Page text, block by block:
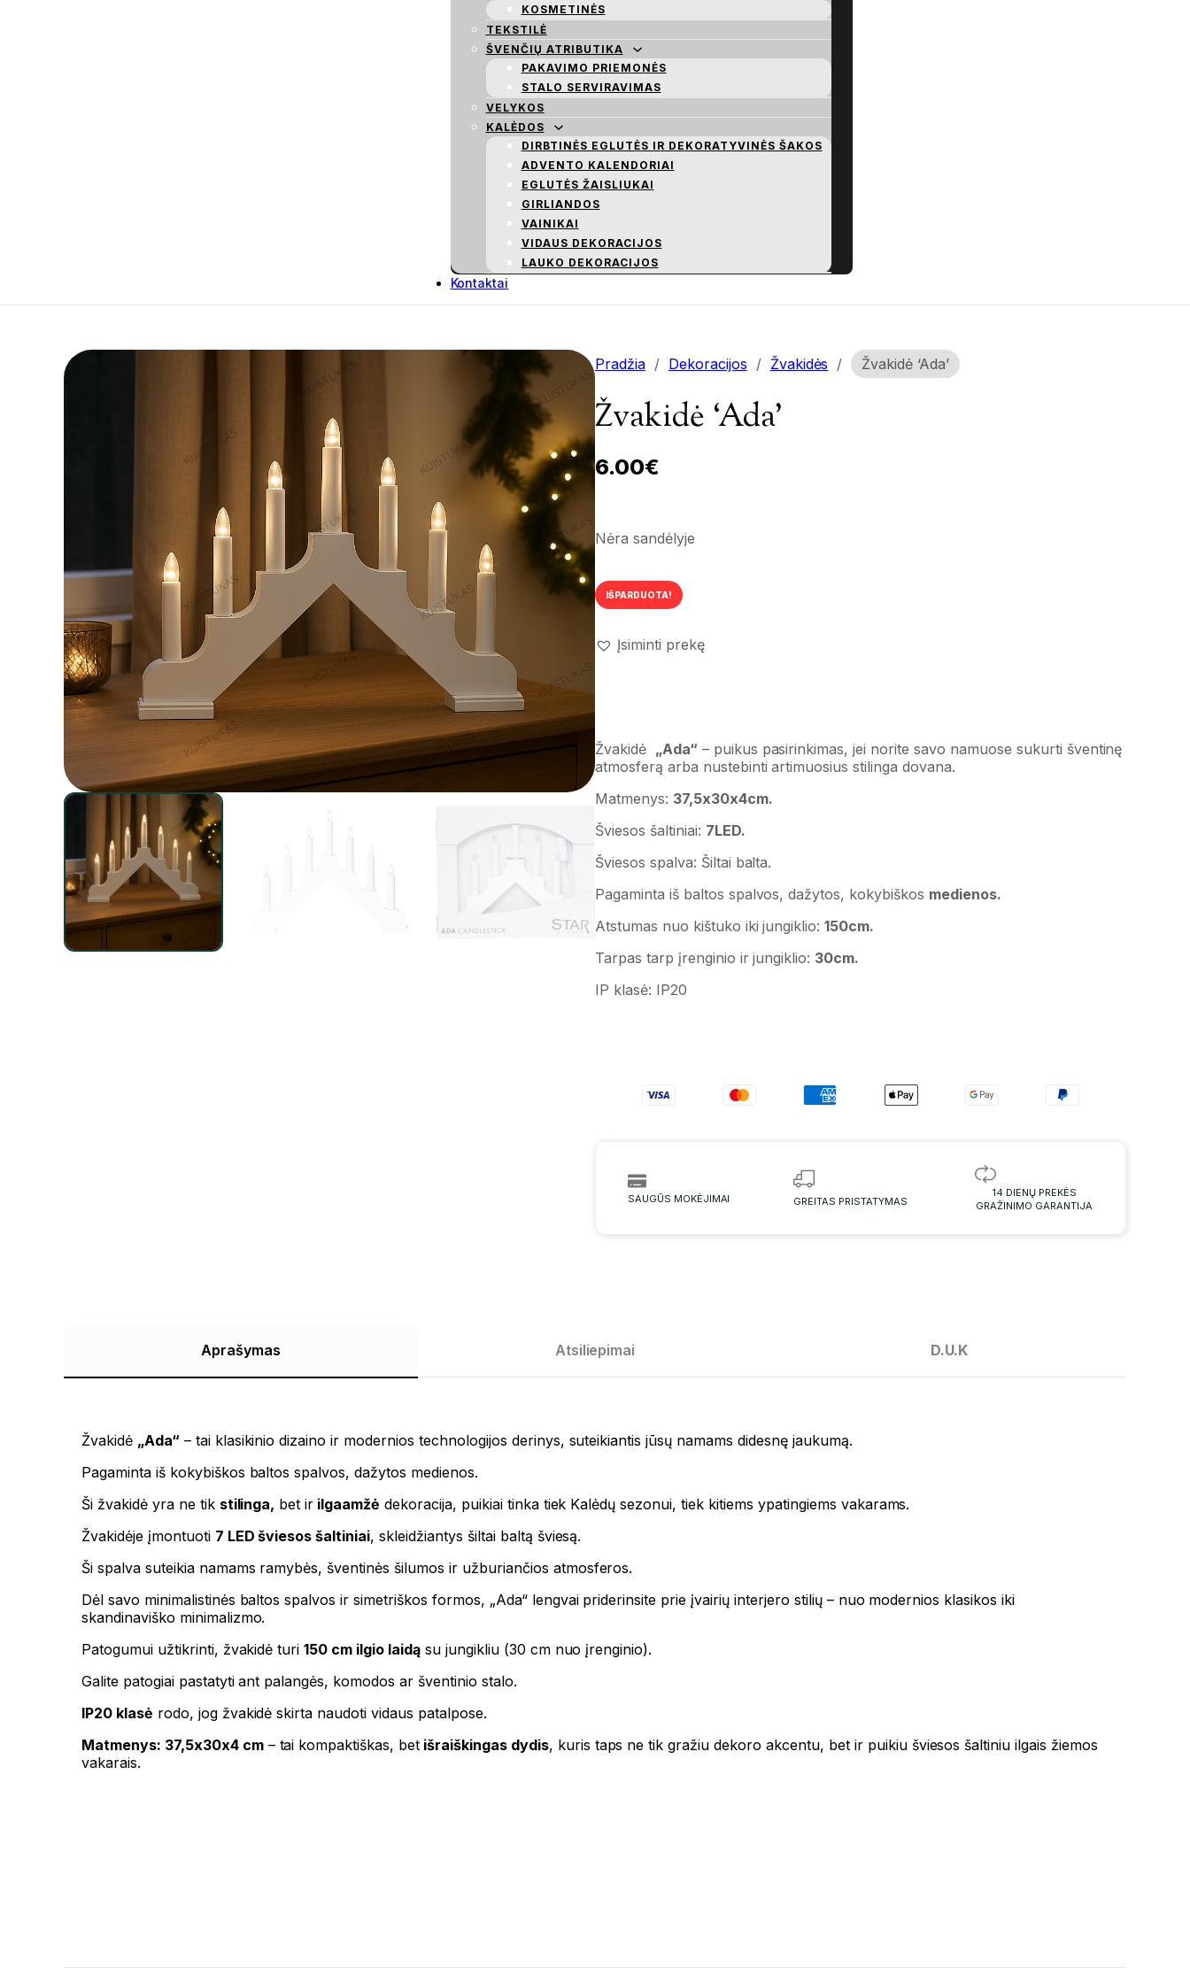
KOSMETINĖS
TEKSTILĖ
ŠVENČIŲ ATRIBUTIKA
PAKAVIMO PRIEMONĖS
STALO SERVIRAVIMAS
VELYKOS
KALĖDOS
DIRBTINĖS EGLUTĖS IR DEKORATYVINĖS ŠAKOS
ADVENTO KALENDORIAI
EGLUTĖS ŽAISLIUKAI
GIRLIANDOS
VAINIKAI
VIDAUS DEKORACIJOS
LAUKO DEKORACIJOS
Kontaktai
Pradžia / Dekoracijos / Žvakidės / Žvakidė ‘Ada’
Žvakidė ‘Ada’
6.00€
Nėra sandėlyje
IŠPARDUOTA!
Įsiminti prekę
Žvakidė „Ada“ – puikus pasirinkimas, jei norite savo namuose sukurti šventinę
atmosferą arba nustebinti artimuosius stilinga dovana.
Matmenys: 37,5x30x4cm.
Šviesos šaltiniai: 7LED.
Šviesos spalva: Šiltai balta.
Pagaminta iš baltos spalvos, dažytos, kokybiškos medienos.
Atstumas nuo kištuko iki jungiklio:150cm.
Tarpas tarp įrenginio ir jungiklio: 30cm.
IP klasė: IP20
SAUGŪS MOKĖJIMAI GREITAS PRISTATYMAS
14 DIENŲ PREKĖS
GRAŽINIMO GARANTIJA
Aprašymas Atsiliepimai D.U.K
Žvakidė „Ada“ – tai klasikinio dizaino ir modernios technologijos derinys, suteikiantis jūsų namams didesnę jaukumą.
Pagaminta iš kokybiškos baltos spalvos, dažytos medienos.
Ši žvakidė yra ne tik stilinga, bet ir ilgaamžė dekoracija, puikiai tinka tiek Kalėdų sezonui, tiek kitiems ypatingiems vakarams.
Žvakidėje įmontuoti 7 LED šviesos šaltiniai, skleidžiantys šiltai baltą šviesą.
Ši spalva suteikia namams ramybės, šventinės šilumos ir užburiančios atmosferos.
Dėl savo minimalistinės baltos spalvos ir simetriškos formos, „Ada“ lengvai priderinsite prie įvairių interjero stilių – nuo ​​modernios klasikos iki
skandinaviško minimalizmo.
Patogumui užtikrinti, žvakidė turi150 cm ilgio laidąsu jungikliu (30 cm nuo įrenginio).
Galite patogiai pastatyti ant palangės, komodos ar šventinio stalo.
IP20 klasė rodo, jog žvakidė skirta naudoti vidaus patalpose.
Matmenys: 37,5x30x4 cm– tai kompaktiškas, bet išraiškingas dydis, kuris taps ne tik gražiu dekoro akcentu, bet ir puikiu šviesos šaltiniu ilgais žiemos
vakarais.